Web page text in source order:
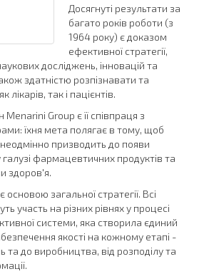
Досягнуті результати за
багато років роботи (з
1964 року) є доказом
ефективної стратегії,
досліджень, інновацій та
здатністю розпізнавати та
так і пацієнтів.
Menarini Group є її співпраця з
їхня мета полягає в тому, щоб
призводить до появи
фармацевтичних продуктів та
здоров'я.
основою загальної стратегії. Всі
участь на різних рівнях у процесі
системи, яка створила єдиний
якості на кожному етапі -
та до виробництва, від розподілу та